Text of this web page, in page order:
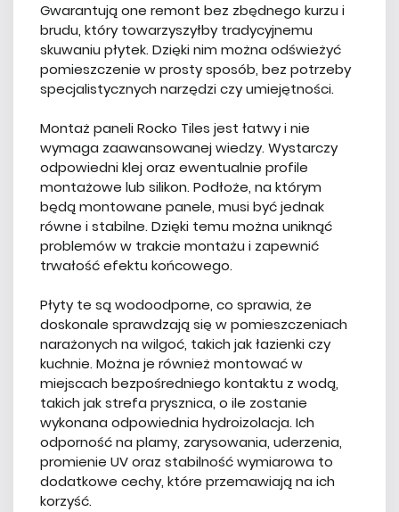
Gwarantują one remont bez zbędnego kurzu i
brudu, który towarzyszyłby tradycyjnemu
skuwaniu płytek. Dzięki nim można odświeżyć
pomieszczenie w prosty sposób, bez potrzeby
specjalistycznych narzędzi czy umiejętności.
Montaż paneli Rocko Tiles jest łatwy i nie
wymaga zaawansowanej wiedzy. Wystarczy
odpowiedni klej oraz ewentualnie profile
montażowe lub silikon. Podłoże, na którym
będą montowane panele, musi być jednak
równe i stabilne. Dzięki temu można uniknąć
problemów w trakcie montażu i zapewnić
trwałość efektu końcowego.
Płyty te są wodoodporne, co sprawia, że
doskonale sprawdzają się w pomieszczeniach
narażonych na wilgoć, takich jak łazienki czy
kuchnie. Można je również montować w
miejscach bezpośredniego kontaktu z wodą,
takich jak strefa prysznica, o ile zostanie
wykonana odpowiednia hydroizolacja. Ich
odporność na plamy, zarysowania, uderzenia,
promienie UV oraz stabilność wymiarowa to
dodatkowe cechy, które przemawiają na ich
korzyść.